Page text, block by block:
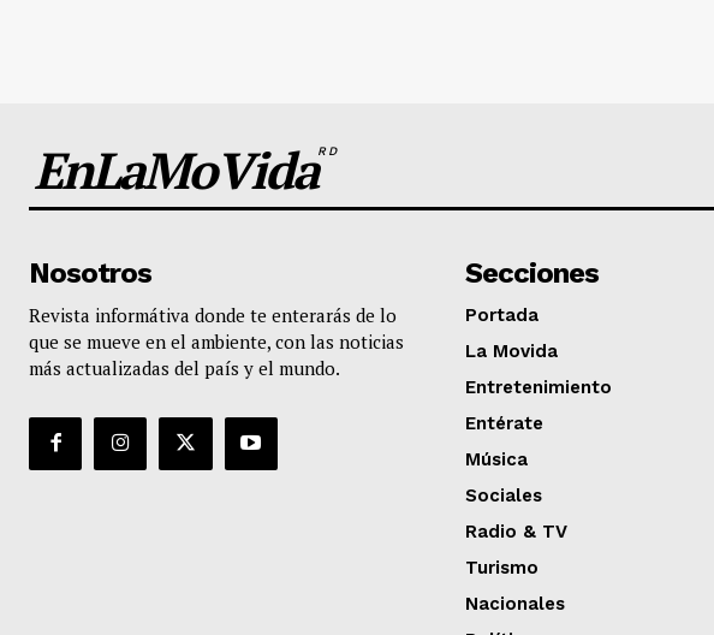
EnLaMoVidaRD
Nosotros
Revista informátiva donde te enterarás de lo
que se mueve en el ambiente, con las noticias
más actualizadas del país y el mundo.
Secciones
Portada
La Movida
Entretenimiento
Entérate
Música
Sociales
Radio & TV
Turismo
Nacionales